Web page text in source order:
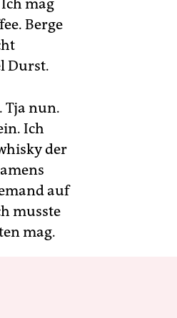
mag
Berge
Durst.
Tja nun.
Ich
der
auf
musste
mag.